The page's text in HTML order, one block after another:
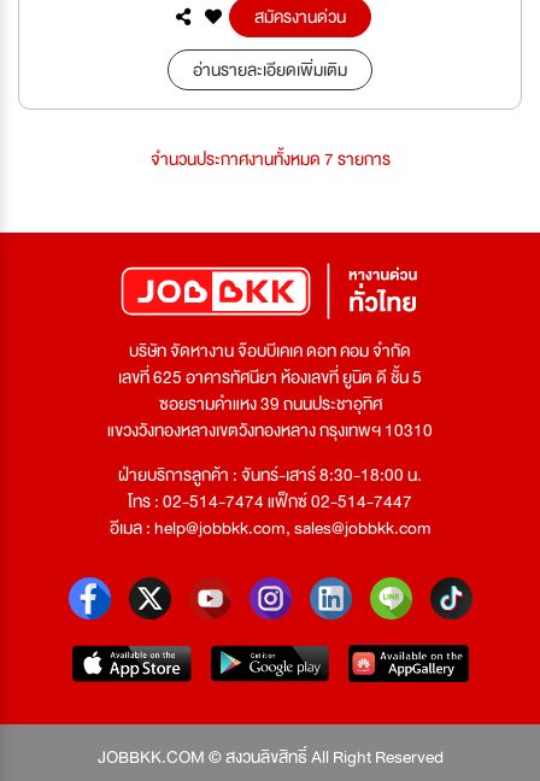
สมัครงานด่วน
อ่านรายละเอียดเพิ่มเติม
จำนวนประกาศงานทั้งหมด 7 รายการ
บริษัท จัดหางาน จ๊อบบีเคเค ดอท คอม จำกัด
เลขที่ 625 อาคารทัศนียา ห้องเลขที่ ยูนิต ดี ชั้น 5
ซอยรามคำแหง 39 ถนนประชาอุทิศ
แขวงวังทองหลางเขตวังทองหลาง กรุงเทพฯ 10310
ฝ่ายบริการลูกค้า : จันทร์-เสาร์ 8:30-18:00 น.
โทร : 02-514-7474 แฟ็กซ์ 02-514-7447
อีเมล :help@jobbkk.com,sales@jobbkk.com
JOBBKK.COM © สงวนลิขสิทธิ์ All Right Reserved